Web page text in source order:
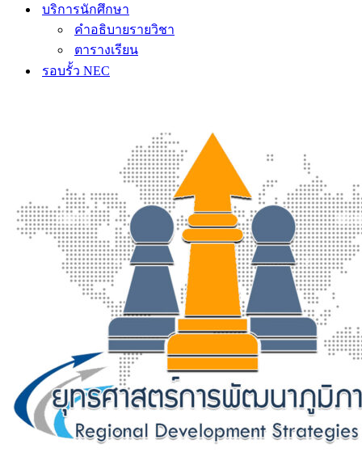
บริการนักศึกษา
คำอธิบายรายวิชา
ตารางเรียน
รอบรั้ว NEC